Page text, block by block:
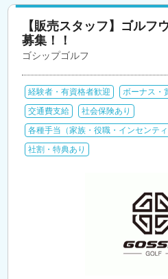
【販売スタッフ】ゴルフ
募集！！
ゴシップゴルフ
経験者・有資格者歓迎 ボーナス・
交通費支給
社会保険あり
各種手当（家族・役職・インセンテ
社割・特典あり